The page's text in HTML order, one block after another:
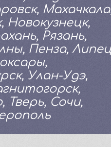
Новокузнецк,
Рязань,
Пенза,
Улан-Удэ,
Тверь, Сочи,